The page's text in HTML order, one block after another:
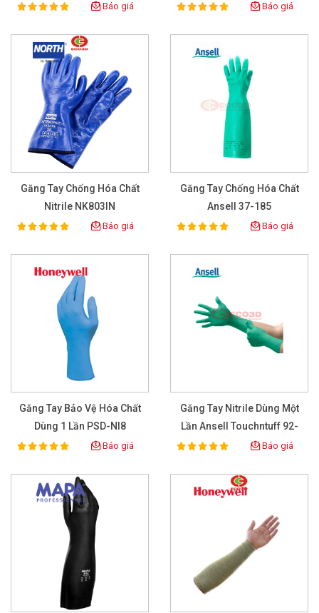
Rating:
100% Báo giá Rating:
100% Báo giá
Găng Tay Chống Hóa Chất
Nitrile NK803IN
Rating:
100% Báo giá
Găng Tay Chống Hóa Chất
Ansell 37-185
Rating:
100% Báo giá
Găng Tay Bảo Vệ Hóa Chất
Dùng 1 Lần PSD-NI8
Rating:
100% Báo giá
Găng Tay Nitrile Dùng Một
Lần Ansell Touchntuff 92-
605 (Hộp 50 Đôi)
Rating:
100% Báo giá